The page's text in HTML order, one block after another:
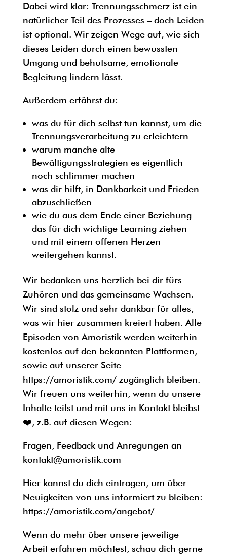
Dabei wird klar: Trennungsschmerz ist ein
natürlicher Teil des Prozesses – doch Leiden
ist optional. Wir zeigen Wege auf, wie sich
dieses Leiden durch einen bewussten
Umgang und behutsame, emotionale
Begleitung lindern lässt.
Außerdem erfährst du:
was du für dich selbst tun kannst, um die
Trennungsverarbeitung zu erleichtern
warum manche alte
Bewältigungsstrategien es eigentlich
noch schlimmer machen
was dir hilft, in Dankbarkeit und Frieden
abzuschließen
wie du aus dem Ende einer Beziehung
das für dich wichtige Learning ziehen
und mit einem offenen Herzen
weitergehen kannst.
Wir bedanken uns herzlich bei dir fürs
Zuhören und das gemeinsame Wachsen.
Wir sind stolz und sehr dankbar für alles,
was wir hier zusammen kreiert haben. Alle
Episoden von Amoristik werden weiterhin
kostenlos auf den bekannten Plattformen,
sowie auf unserer Seite
https://amoristik.com/ zugänglich bleiben.
Wir freuen uns weiterhin, wenn du unsere
Inhalte teilst und mit uns in Kontakt bleibst
❤️, z.B. auf diesen Wegen:
Fragen, Feedback und Anregungen an
kontakt@amoristik.com
Hier kannst du dich eintragen, um über
Neuigkeiten von uns informiert zu bleiben:
https://amoristik.com/angebot/
Wenn du mehr über unsere jeweilige
Arbeit erfahren möchtest, schau dich gerne